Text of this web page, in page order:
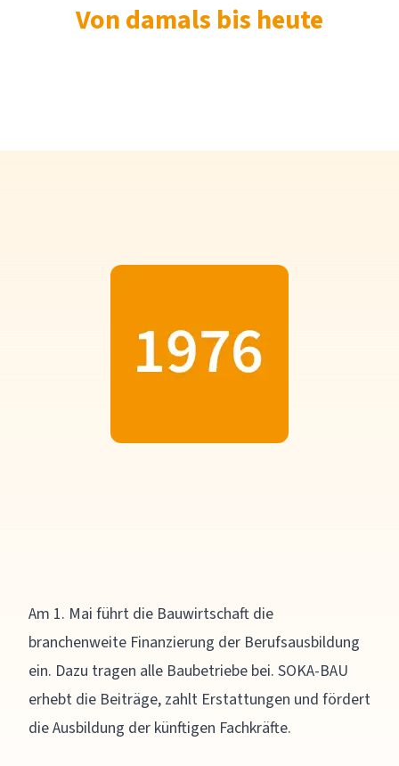
Von damals bis heute
Am 1. Mai führt die Bauwirtschaft die
branchenweite Finanzierung der Berufsausbildung
ein. Dazu tragen alle Baubetriebe bei. SOKA-BAU
erhebt die Beiträge, zahlt Erstattungen und fördert
die Ausbildung der künftigen Fachkräfte.